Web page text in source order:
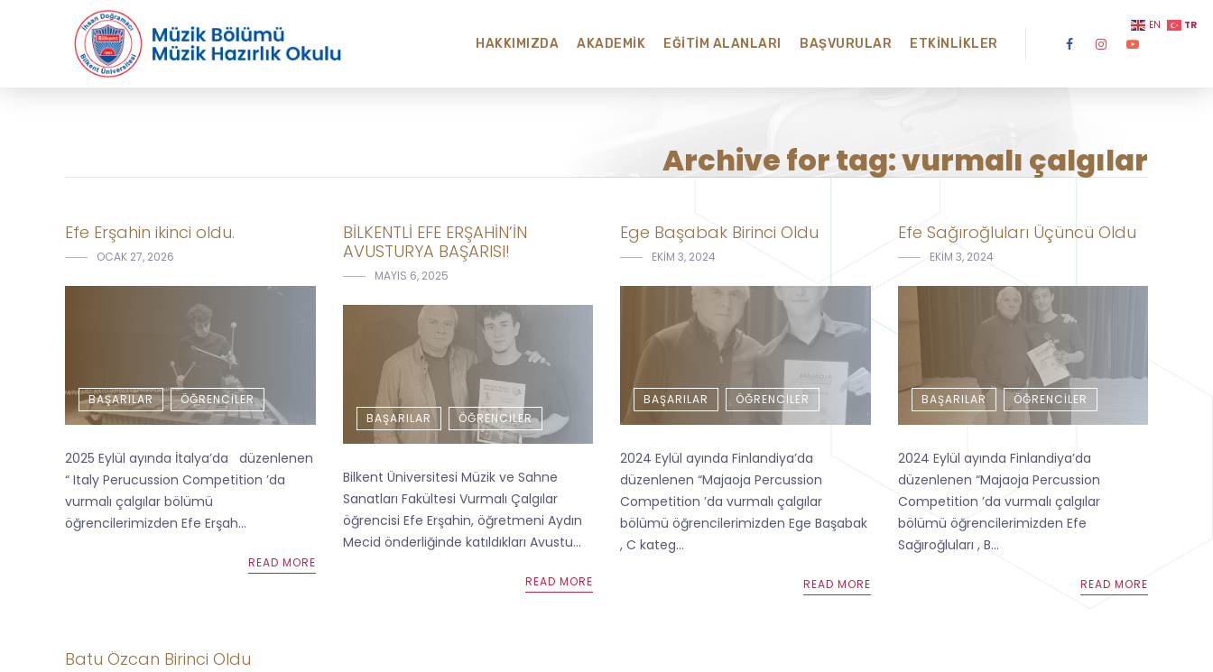
HAKKIMIZDA AKADEMIK EĞITIM ALANLARI BAŞVURULAR ETKINLIKLER
Archive for tag: vurmalı çalgılar
Efe Erşahin ikinci oldu.
OCAK 27, 2026
BAŞARILAR ÖĞRENCILER
2025 Eylül ayında İtalya’da düzenlenen
“ Italy Perucussion Competition ’da
vurmalı çalgılar bölümü
öğrencilerimizden Efe Erşah...
READ MORE
BİLKENTLİ EFE ERŞAHİN’İN
AVUSTURYA BAŞARISI!
MAYIS 6, 2025
BAŞARILAR ÖĞRENCILER
Bilkent Üniversitesi Müzik ve Sahne
Sanatları Fakültesi Vurmalı Çalgılar
öğrencisi Efe Erşahin, öğretmeni Aydın
Mecid önderliğinde katıldıkları Avustu...
READ MORE
Ege Başabak Birinci Oldu
EKIM 3, 2024
BAŞARILAR ÖĞRENCILER
2024 Eylül ayında Finlandiya’da
düzenlenen “Majaoja Percussion
Competition ’da vurmalı çalgılar
bölümü öğrencilerimizden Ege Başabak
, C kateg...
READ MORE
Efe Sağıroğluları Üçüncü Oldu
EKIM 3, 2024
BAŞARILAR ÖĞRENCILER
2024 Eylül ayında Finlandiya’da
düzenlenen “Majaoja Percussion
Competition ’da vurmalı çalgılar
bölümü öğrencilerimizden Efe
Sağıroğluları , B...
READ MORE
Batu Özcan Birinci Oldu
EN TR